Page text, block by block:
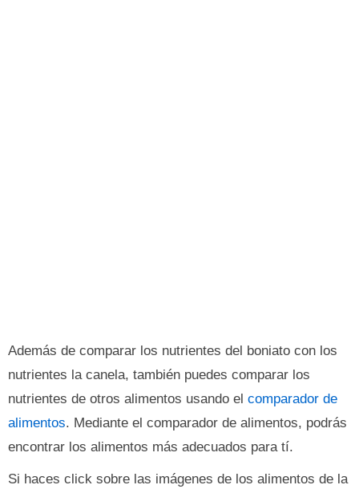
Además de comparar los nutrientes del boniato con los
nutrientes la canela, también puedes comparar los
nutrientes de otros alimentos usando el comparador de
alimentos. Mediante el comparador de alimentos, podrás
encontrar los alimentos más adecuados para tí.
Si haces click sobre las imágenes de los alimentos de la